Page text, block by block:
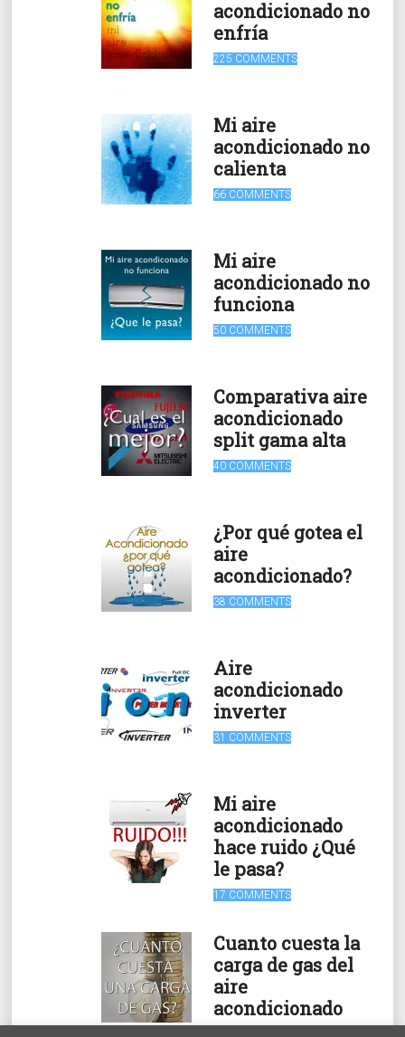
acondicionado no
enfría
225 COMMENTS
Mi aire
acondicionado no
calienta
66 COMMENTS
Mi aire
acondicionado no
funciona
50 COMMENTS
Comparativa aire
acondicionado
split gama alta
40 COMMENTS
¿Por qué gotea el
aire
acondicionado?
38 COMMENTS
Aire
acondicionado
inverter
31 COMMENTS
Mi aire
acondicionado
hace ruido ¿Qué
le pasa?
17 COMMENTS
Cuanto cuesta la
carga de gas del
aire
acondicionado